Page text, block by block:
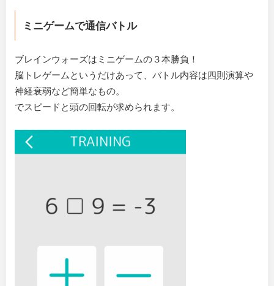
ミニゲームで通信バトル
ブレインウォーズはミニゲームの３本勝負！
脳トレゲームというだけあって、バトル内容は四則演算や
神経衰弱など簡単なもの。
でスピードと頭の回転が求められます。